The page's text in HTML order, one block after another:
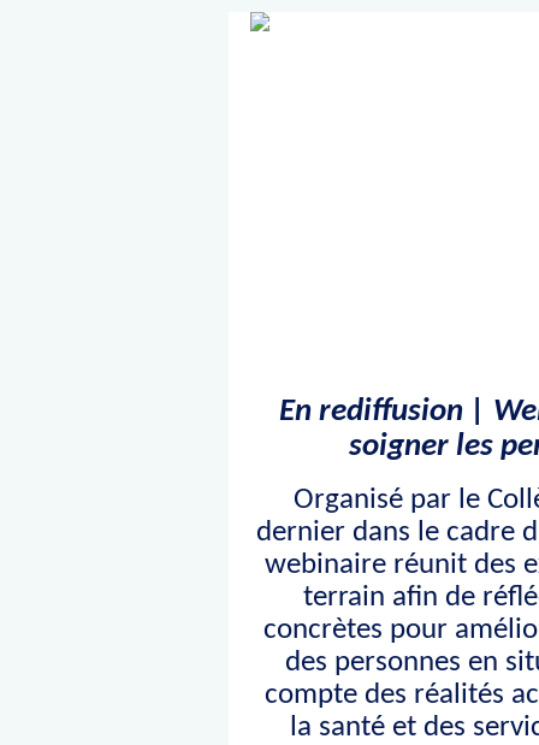
En rediffusion |
soigner les
Organisé par le
dernier dans le cadre
webinaire réunit des
terrain afin de
concrètes pour
des personnes en
compte des réalités
la santé et des